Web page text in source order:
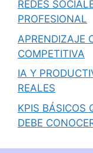
REDES
PROFESIONAL
APRENDIZAJE
COMPETITIVA
IA Y
REALES
KPIS BÁSICOS
DEBE